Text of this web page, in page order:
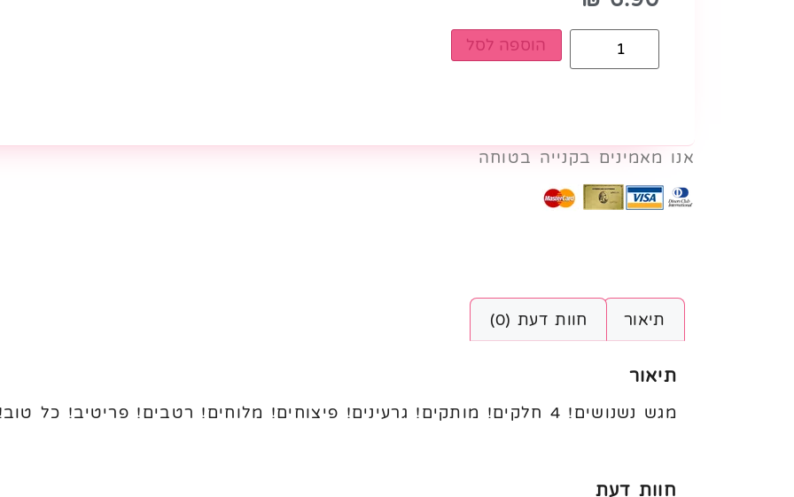
הוספה לסל
אנו מאמינים בקנייה בטוחה
תיאור חוות דעת (0)
תיאור
מגש נשנושים! 4 חלקים! מותקים! גרעינים! פיצוחים! מלוחים! רטבים! פריטיב! כל טוב!
חוות דעת